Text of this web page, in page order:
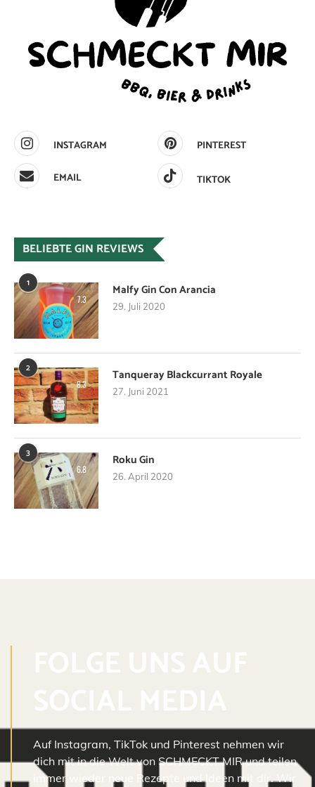
INSTAGRAM
PINTEREST
EMAIL
TIKTOK
BELIEBTE GIN REVIEWS
1
7.3
Malfy Gin Con Arancia
29. Juli 2020
2
8.3
Tanqueray Blackcurrant Royale
27. Juni 2021
3
6.8
Roku Gin
26. April 2020
Auf Instagram, TikTok und Pinterest nehmen wir
dich mit in die Welt von SCHMECKT MIR und teilen
immer wieder neue Rezepte und Ideen mit dir. Wir